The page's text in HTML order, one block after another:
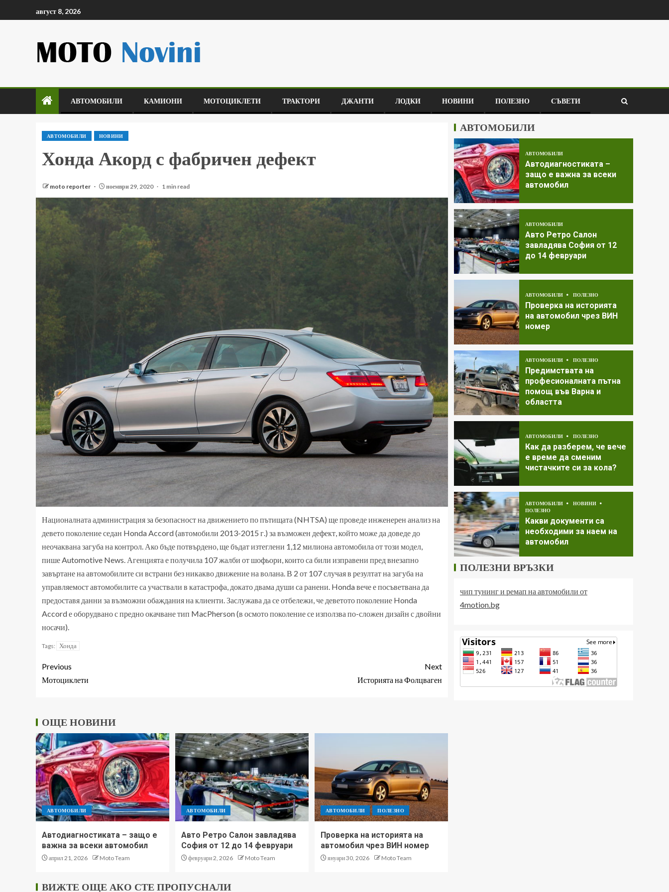
август 8, 2026
АВТОМОБИЛИ КАМИОНИ МОТОЦИКЛЕТИ ТРАКТОРИ ДЖАНТИ ЛОДКИ НОВИНИ ПОЛЕЗНО СЪВЕТИ
АВТОМОБИЛИ НОВИНИ
Хонда Акорд с фабричен дефект
moto reporter ноември 29, 2020 1 min read
Националната администрация за безопасност на движението по пътищата (NHTSA) ще проведе инженерен анализ на
девето поколение седан Honda Accord (автомобили 2013-2015 г.) за възможен дефект, който може да доведе до
неочаквана загуба на контрол. Ако бъде потвърдено, ще бъдат изтеглени 1,12 милиона автомобила от този модел,
пише Automotive News. Агенцията е получила 107 жалби от шофьори, които са били изправени пред внезапно
завъртане на автомобилите си встрани без никакво движение на волана. В 2 от 107 случая в резултат на загуба на
управляемост автомобилите са участвали в катастрофа, докато двама души са ранени. Honda вече е посъветвана да
предоставя данни за възможни обаждания на клиенти. Заслужава да се отбележи, че деветото поколение Honda
Accord е оборудвано с предно окачване тип MacPherson (в осмото поколение се използва по-сложен дизайн с двойни
носачи).
Tags: Хонда
Previous
Мотоциклети
Next
Историята на Фолцваген
ОЩЕ НОВИНИ
АВТОМОБИЛИ
Автодиагностиката – защо е
важна за всеки автомобил
април 21, 2026 Moto Team
АВТОМОБИЛИ
Авто Ретро Салон завладява
София от 12 до 14 февруари
февруари 2, 2026 Moto Team
АВТОМОБИЛИ ПОЛЕЗНО
Проверка на историята на
автомобил чрез ВИН номер
януари 30, 2026 Moto Team
АВТОМОБИЛИ
АВТОМОБИЛИ
Автодиагностиката –
защо е важна за всеки
автомобил
АВТОМОБИЛИ
Авто Ретро Салон
завладява София от 12
до 14 февруари
АВТОМОБИЛИ ПОЛЕЗНО
Проверка на историята
на автомобил чрез ВИН
номер
АВТОМОБИЛИ ПОЛЕЗНО
Предимствата на
професионалната пътна
помощ във Варна и
областта
АВТОМОБИЛИ ПОЛЕЗНО
Как да разберем, че вече
е време да сменим
чистачките си за кола?
АВТОМОБИЛИ
НОВИНИ
ПОЛЕЗНО
Какви документи са
необходими за наем на
автомобил
ПОЛЕЗНИ ВРЪЗКИ
чип тунинг и ремап на автомобили от
4motion.bg
ВИЖТЕ ОЩЕ АКО СТЕ ПРОПУСНАЛИ